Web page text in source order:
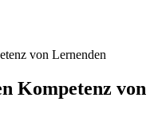
von Lernenden
Kompetenz von